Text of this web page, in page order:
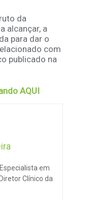
da
alcançar, a
para dar o
com
publicado na
AQUI
em
Clínico da